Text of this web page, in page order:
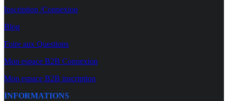
Inscription /Connexion
Blog
Foire aux Questions
Mon espace B2B Connexion
Mon espace B2B inscription
INFORMATIONS